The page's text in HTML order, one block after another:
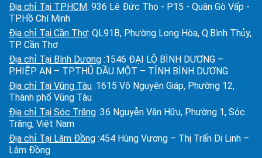
Địa chỉ Tại TPHCM: 936 Lê Đức Thọ - P15 - Quận Gò Vấp -
TP.Hồ Chí Minh
Địa chỉ Tại Cần Thơ: QL91B, Phường Long Hòa, Q.Bình Thủy,
TP. Cần Thơ
Địa chỉ Tại Bình Dương :1546 ĐẠI LỘ BÌNH DƯƠNG –
P.HIỆP AN – TP.THỦ DẦU MỘT – TỈNH BÌNH DƯƠNG
Địa chỉ Tại Vũng Tàu :1615 Võ Nguyên Giáp, Phường 12,
Thành phố Vũng Tàu
Địa chỉ Tại Sóc Trăng :36 Nguyễn Văn Hữu, Phường 1, Sóc
Trăng, Việt Nam
Địa chỉ Tại Lâm Đồng :454 Hùng Vương – Thị Trấn Di Linh –
Lâm Đồng